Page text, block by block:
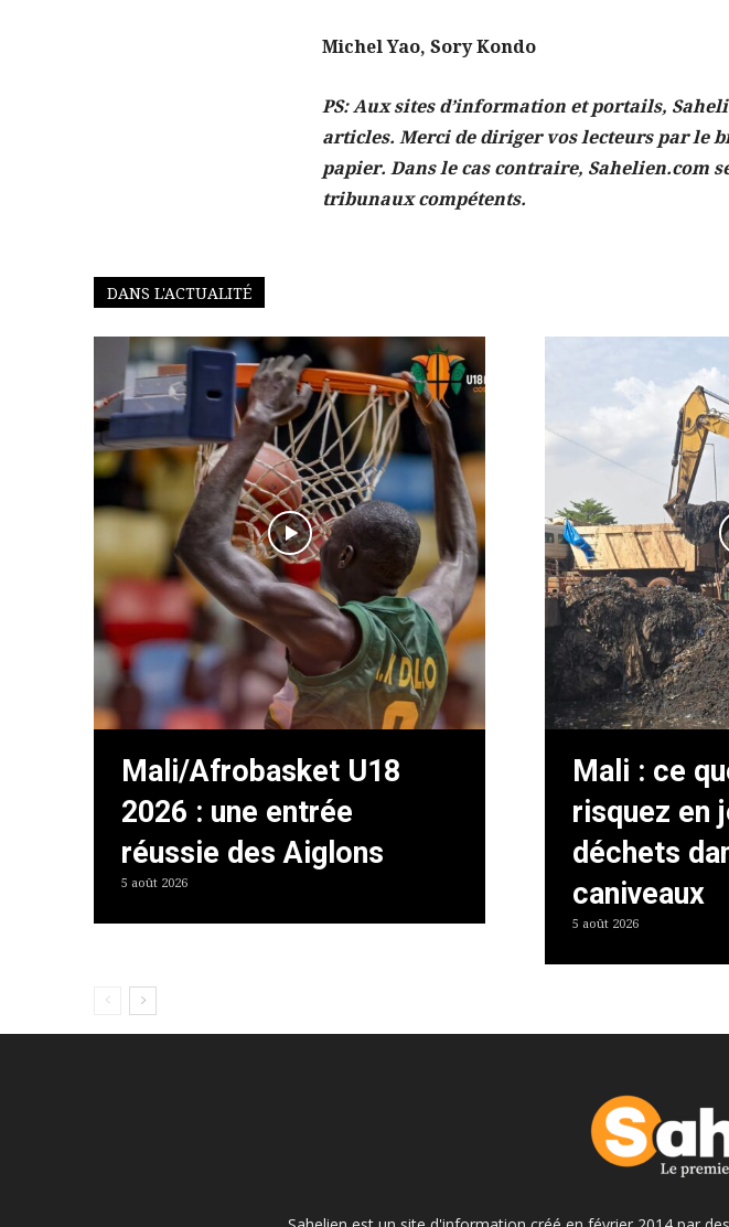
Michel Yao, Sory Kondo
PS: Aux sites d’information et portails,
articles. Merci de diriger vos lecteurs par le
papier. Dans le cas contraire, Sahelien.com
tribunaux compétents.
DANS L'ACTUALITÉ
Mali/Afrobasket U18
2026 : une entrée
réussie des Aiglons
5 août 2026
Mali : ce
risquez en
déchets
caniveaux
5 août 2026